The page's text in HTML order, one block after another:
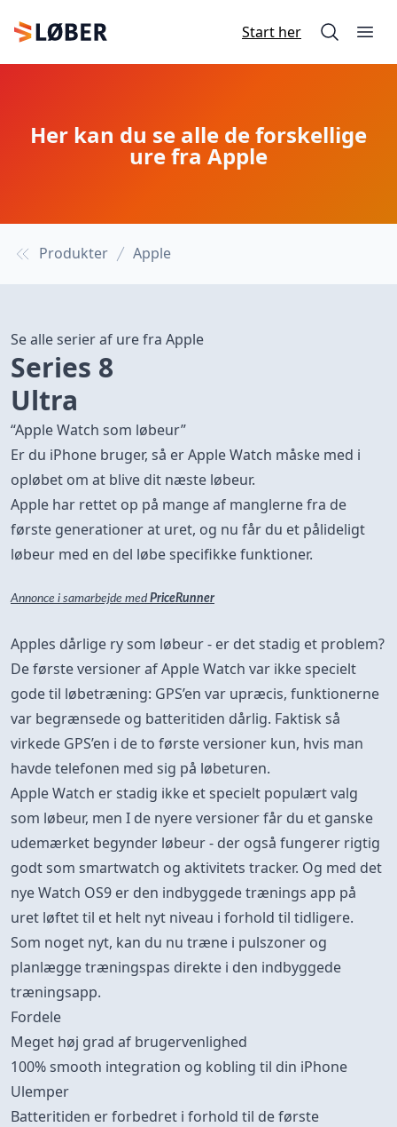
Start her Søg påÅbn
Her kan du se alle de forskellige
ure fra Apple
Produkter Apple
Se alle serier af ure fra Apple
Series 8
Ultra
“Apple Watch som løbeur”
Er du iPhone bruger, så er Apple Watch måske med i
opløbet om at blive dit næste løbeur.
Apple har rettet op på mange af manglerne fra de
første generationer at uret, og nu får du et pålideligt
løbeur med en del løbe specifikke funktioner.
Annonce i samarbejde med PriceRunner
Apples dårlige ry som løbeur - er det stadig et problem?
De første versioner af Apple Watch var ikke specielt
gode til løbetræning: GPS’en var upræcis, funktionerne
var begrænsede og batteritiden dårlig. Faktisk så
virkede GPS’en i de to første versioner kun, hvis man
havde telefonen med sig på løbeturen.
Apple Watch er stadig ikke et specielt populært valg
som løbeur, men I de nyere versioner får du et ganske
udemærket begynder løbeur - der også fungerer rigtig
godt som smartwatch og aktivitets tracker. Og med det
nye Watch OS9 er den indbyggede trænings app på
uret løftet til et helt nyt niveau i forhold til tidligere.
Som noget nyt, kan du nu træne i pulszoner og
planlægge træningspas direkte i den indbyggede
træningsapp.
Fordele
Meget høj grad af brugervenlighed
100% smooth integration og kobling til din iPhone
Ulemper
Batteritiden er forbedret i forhold til de første